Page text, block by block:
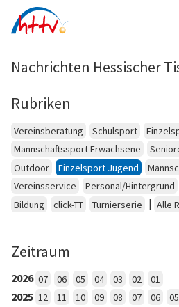
Inhalt
Nachrichten Hessischer
Rubriken
Vereinsberatung Schulsport
Mannschaftssport Erwachsene
Outdoor
Einzelsport Jugend
Vereinsservice
Personal/Hintergrund
Bildung
click-TT Turnierserie | Alle
Zeitraum
2026 07 06 05 04 03 02 01
2025 12 11 10 09 08 07 06 05